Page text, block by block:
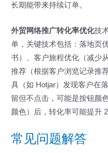
长期能带来持续订单。
外贸网络推广转化率优化技
单，关键技术包括：落地页
书）、客户旅程优化（减少
推荐（根据客户浏览记录推
具（如 Hotjar）发现客户在
留但不点击，可能是按钮颜
颜色）后，转化率可能提升
常见问题解答